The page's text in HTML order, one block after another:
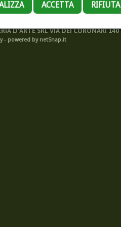
ACCETTA
D'ARTE SRL VIA DEI CORONARI
- powered by netSnap.it